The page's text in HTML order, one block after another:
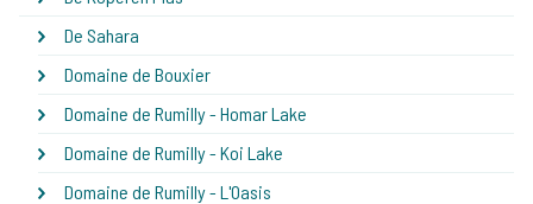
De Sahara
Domaine de Bouxier
Domaine de Rumilly - Homar Lake
Domaine de Rumilly - Koi Lake
Domaine de Rumilly - L'Oasis